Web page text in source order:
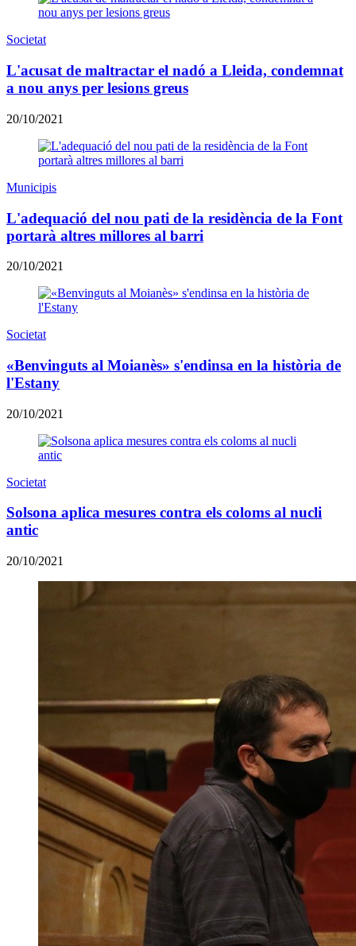
Societat
L'acusat de maltractar el nadó a Lleida, condemnat
a nou anys per lesions greus
20/10/2021
Municipis
L'adequació del nou pati de la residència de la Font
portarà altres millores al barri
20/10/2021
Societat
«Benvinguts al Moianès» s'endinsa en la història de
l'Estany
20/10/2021
Societat
Solsona aplica mesures contra els coloms al nucli
antic
20/10/2021